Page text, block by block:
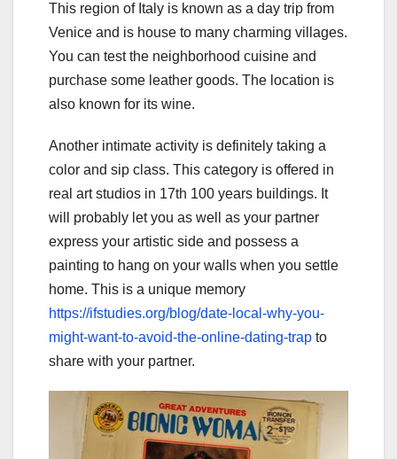
This region of Italy is known as a day trip from
Venice and is house to many charming villages.
You can test the neighborhood cuisine and
purchase some leather goods. The location is
also known for its wine.
Another intimate activity is definitely taking a
color and sip class. This category is offered in
real art studios in 17th 100 years buildings. It
will probably let you as well as your partner
express your artistic side and possess a
painting to hang on your walls when you settle
home. This is a unique memory
https://ifstudies.org/blog/date-local-why-you-
might-want-to-avoid-the-online-dating-trap to
share with your partner.